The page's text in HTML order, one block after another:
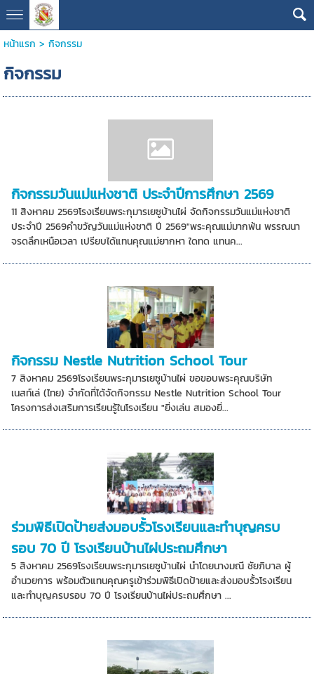
หน้าแรก > กิจกรรม
กิจกรรม
กิจกรรมวันแม่แห่งชาติ ประจำปีการศึกษา 2569
11 สิงหาคม 2569โรงเรียนพระกุมารเยซูบ้านไผ่ จัดกิจกรรมวันแม่แห่งชาติ
ประจำปี 2569คำขวัญวันแม่แห่งชาติ ปี 2569"พระคุณแม่มากพ้น พรรณนา
จรดลึกเหนือเวลา เปรียบได้แทนคุณแม่ยากหา ใดทด แทนค...
กิจกรรม Nestle Nutrition School Tour
7 สิงหาคม 2569โรงเรียนพระกุมารเยซูบ้านไผ่ ขอขอบพระคุณบริษัท
เนสท์เล่ (ไทย) จำกัดที่ได้จัดกิจกรรม Nestle Nutrition School Tour
โครงการส่งเสริมการเรียนรู้ในโรงเรียน "ยิ่งเล่น สมองยิ่...
ร่วมพิธีเปิดป้ายส่งมอบรั้วโรงเรียนและทำบุญครบ
รอบ 70 ปี โรงเรียนบ้านไผ่ประถมศึกษา
5 สิงหาคม 2569โรงเรียนพระกุมารเยซูบ้านไผ่ นำโดยนางมณี ชัยภิบาล ผู้
อำนวยการ พร้อมตัวแทนคุณครูเข้าร่วมพิธีเปิดป้ายและส่งมอบรั้วโรงเรียน
และทำบุญครบรอบ 70 ปี โรงเรียนบ้านไผ่ประถมศึกษา ...